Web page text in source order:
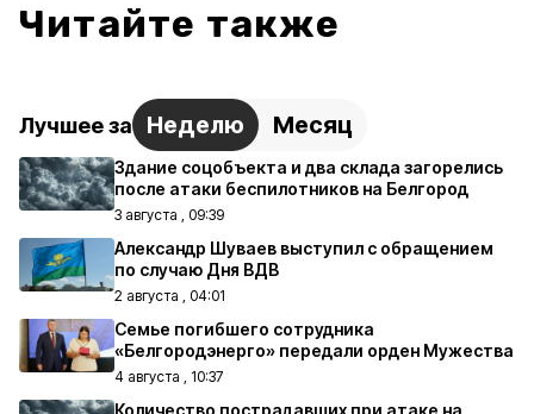
Читайте также
Лучшее за Неделю Месяц
Здание соцобъекта и два склада загорелись
после атаки беспилотников на Белгород
3 августа , 09:39
Александр Шуваев выступил с обращением
по случаю Дня ВДВ
2 августа , 04:01
Семье погибшего сотрудника
«Белгородэнерго» передали орден Мужества
4 августа , 10:37
Количество пострадавших при атаке на